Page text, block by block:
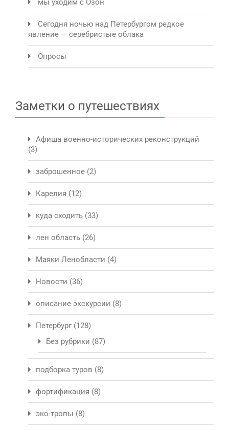
мы уходим с Озон
Сегодня ночью над Петербургом редкое
явление — серебристые облака
Опросы
Заметки о путешествиях
Афиша военно-исторических реконструкций
(3)
заброшенное (2)
Карелия (12)
куда сходить (33)
лен область (26)
Маяки Ленобласти (4)
Новости (36)
описание экскурсии (8)
Петербург (128)
Без рубрики (87)
подборка туров (8)
фортификация (8)
эко-тропы (8)